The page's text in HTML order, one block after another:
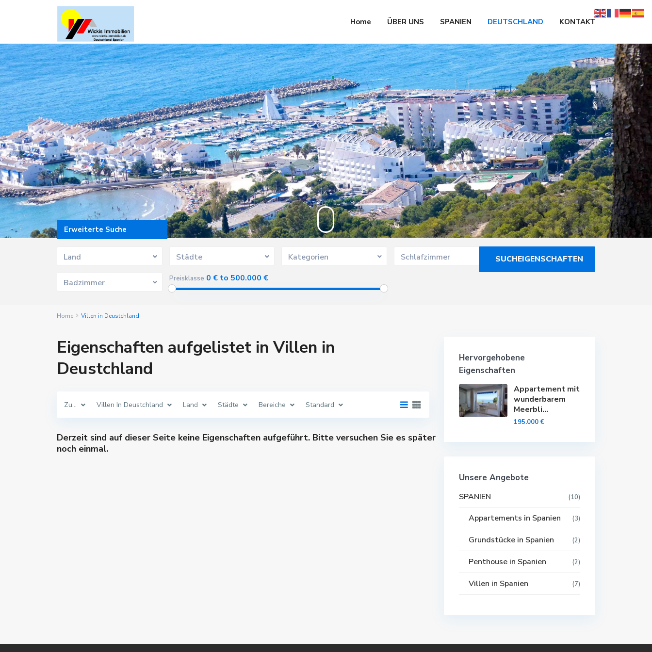
Home ÜBER UNS SPANIEN DEUTSCHLAND KONTAKT
Erweiterte Suche
Land Städte Kategorien Schlafzimmer
Badzimmer Preisklasse 0 € to 500.000 €
Home Villen in Deustchland
Eigenschaften aufgelistet in Villen in
Deustchland
Zu... Villen In Deustchland Land Städte Bereiche Standard
Derzeit sind auf dieser Seite keine Eigenschaften aufgeführt. Bitte versuchen Sie es später
noch einmal.
Hervorgehobene
Eigenschaften
Appartement mit
wunderbarem
Meerbli...
195.000 €
Unsere Angebote
SPANIEN (10)
Appartements in Spanien (3)
Grundstücke in Spanien (2)
Penthouse in Spanien (2)
Villen in Spanien (7)